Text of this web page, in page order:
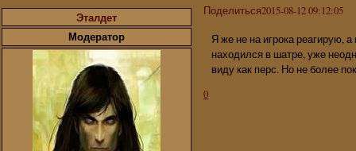
Поделиться2015-08-12 09:12:05
Эталдет
Модератор
Я же не на игрока реагирую,
находился в шатре, уже
виду как перс. Но не более
0